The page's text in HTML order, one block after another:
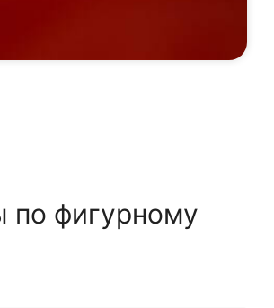
по фигурному